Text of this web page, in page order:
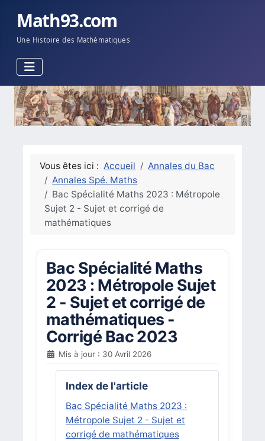
Math93.com
Une Histoire des Mathématiques
Vous êtes ici : Accueil
Annales du Bac
Annales Spé. Maths
Bac Spécialité Maths 2023 : Métropole
Sujet 2 - Sujet et corrigé de
mathématiques
Bac Spécialité Maths
2023 : Métropole Sujet
2 - Sujet et corrigé de
mathématiques -
Corrigé Bac 2023
Mis à jour : 30 Avril 2026
Index de l'article
Bac Spécialité Maths 2023 :
Métropole Sujet 2 - Sujet et
corrigé de mathématiques